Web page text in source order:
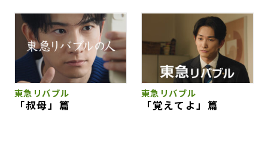
東急リバブル
「叔母」篇
東急リバブル
「覚えてよ」篇